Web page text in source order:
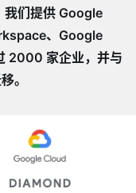
我们提供 Google
、Google
2000 家企业，并与
。